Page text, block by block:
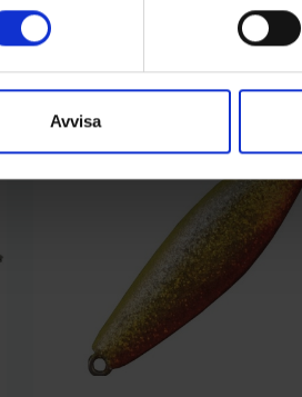
Avvisa
samma kategori: